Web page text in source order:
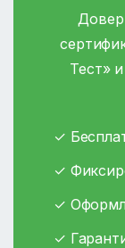
Тест»
✓
✓
✓
✓